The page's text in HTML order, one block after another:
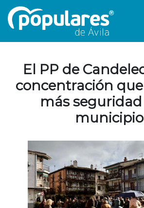
El PP de
concentración
más seguridad
municipio